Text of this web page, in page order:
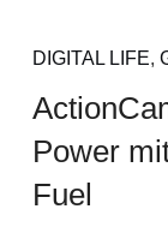
DIGITAL LIFE,
Power
Fuel